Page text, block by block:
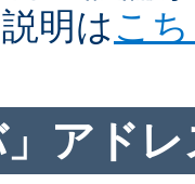
明は こ
」アド